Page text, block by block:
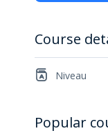
Course
Niveau
Popular